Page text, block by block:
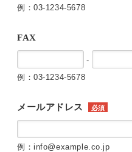
例：03-1234-5678
FAX
-
例：03-1234-5678
メールアドレス 必須
例：info@example.co.jp